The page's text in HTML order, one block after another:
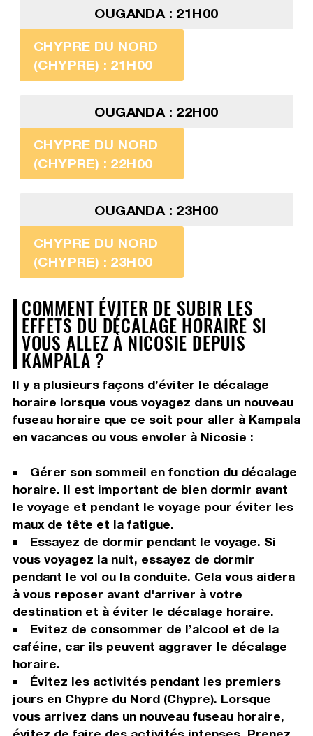
OUGANDA : 21H00
CHYPRE DU NORD
(CHYPRE) : 21H00
OUGANDA : 22H00
CHYPRE DU NORD
(CHYPRE) : 22H00
OUGANDA : 23H00
CHYPRE DU NORD
(CHYPRE) : 23H00
COMMENT ÉVITER DE SUBIR LES
EFFETS DU DÉCALAGE HORAIRE SI
VOUS ALLEZ À NICOSIE DEPUIS
KAMPALA ?
Il y a plusieurs façons d’éviter le décalage
horaire lorsque vous voyagez dans un nouveau
fuseau horaire que ce soit pour aller à Kampala
en vacances ou vous envoler à Nicosie :
Gérer son sommeil en fonction du décalage
horaire. Il est important de bien dormir avant
le voyage et pendant le voyage pour éviter les
maux de tête et la fatigue.
Essayez de dormir pendant le voyage. Si
vous voyagez la nuit, essayez de dormir
pendant le vol ou la conduite. Cela vous aidera
à vous reposer avant d'arriver à votre
destination et à éviter le décalage horaire.
Evitez de consommer de l’alcool et de la
caféine, car ils peuvent aggraver le décalage
horaire.
Évitez les activités pendant les premiers
jours en Chypre du Nord (Chypre). Lorsque
vous arrivez dans un nouveau fuseau horaire,